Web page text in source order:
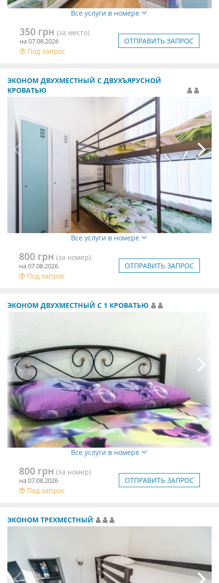
Все услуги в номере
350 грн (за место)
на 07.08.2026
Под запрос
ОТПРАВИТЬ ЗАПРОС
ЭКОНОМ ДВУХМЕСТНЫЙ С ДВУХЪЯРУСНОЙ
КРОВАТЬЮ
Все услуги в номере
800 грн (за номер)
на 07.08.2026
Под запрос
ОТПРАВИТЬ ЗАПРОС
ЭКОНОМ ДВУХМЕСТНЫЙ С 1 КРОВАТЬЮ
Все услуги в номере
800 грн (за номер)
на 07.08.2026
Под запрос
ОТПРАВИТЬ ЗАПРОС
ЭКОНОМ ТРЕХМЕСТНЫЙ